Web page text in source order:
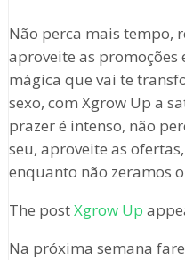
Não perca mais tempo,
aproveite as
mágica que vai te
sexo, com Xgrow Up a
prazer é intenso, não
seu, aproveite as
enquanto não zeramos
The postXgrow Up
Na próxima semana